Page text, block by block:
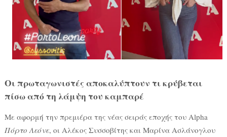
Οι πρωταγωνιστές αποκαλύπτουν τι κρύβεται
πίσω από τη λάμψη του καμπαρέ
Με αφορμή την πρεμιέρα της νέας σειράς εποχής του Alpha
Πόρτο Λεόνε, οι Αλέκος Συσσοβίτης και Μαρίνα Ασλάνογλου